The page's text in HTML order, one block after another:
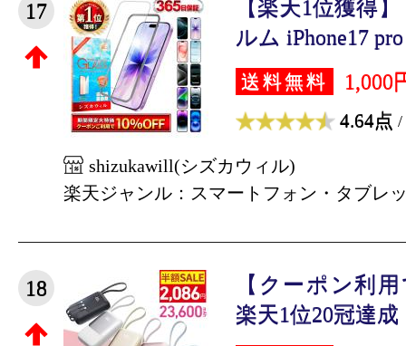
17
【楽天1位獲得
ルム iPhone17
送料無料 1,000
4.64点 /
shizukawill(シズカウィル)
楽天ジャンル：スマートフォン・タブレ
18
【クーポン利
楽天1位20冠達